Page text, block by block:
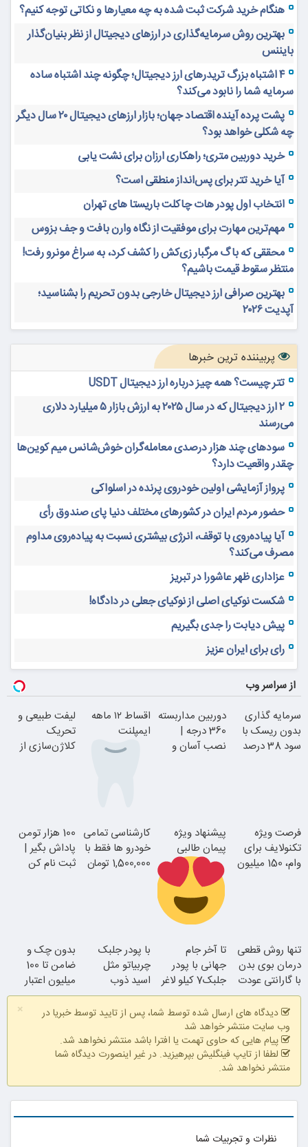
هنگام خرید شرکت ثبت شده به چه معیارها و نکاتی توجه کنیم؟
بهترین روش سرمایه‌گذاری در ارزهای دیجیتال از نظر بنیان‌گذار
بایننس
۴ اشتباه بزرگ تریدرهای ارز دیجیتال؛ چگونه چند اشتباه ساده
سرمایه شما را نابود می‌کند؟
پشت پرده آینده اقتصاد جهان؛ بازار ارزهای دیجیتال ۲۰ سال دیگر
چه شکلی خواهد بود؟
خرید دوربین متری؛ راهکاری ارزان برای نشت یابی
آیا خرید تتر برای پس‌انداز منطقی است؟
انتخاب اول پودر هات چاکلت باریستا های تهران
مهم‌ترین مهارت برای موفقیت از نگاه وارن بافت و جف بزوس
محققی که باگ مرگبار زی‌کش را کشف کرد، به سراغ مونرو رفت!
منتظر سقوط قیمت باشیم؟
بهترین صرافی ارز دیجیتال خارجی بدون تحریم را بشناسید؛
آپدیت ۲۰۲۶
پربیننده ترین خبرها
تتر چیست؟ همه چیز درباره ارز دیجیتال USDT
۲ ارز دیجیتال که در سال ۲۰۲۵ به ارزش بازار ۵ میلیارد دلاری
می‌رسند
سودهای چند هزار درصدی معامله‌گران خوش‌شانس میم کوین‌ها
چقدر واقعیت دارد؟
پرواز آزمایشی اولین خودروی پرنده در اسلواکی
حضور مردم ایران در کشورهای مختلف دنیا پای صندوق رأی
آیا پیاده‌روی با توقف، انرژی بیشتری نسبت به پیاده‌روی مداوم
مصرف می‌کند؟
عزاداری ظهر عاشورا در تبریز
شکست نوکیای اصلی از نوکیای جعلی در دادگاه!
پیش دیابت را جدی بگیریم
رای برای ایران عزیز
از سراسر وب
سرمایه گذاری
بدون ریسک با
سود 38 درصد
دوربین مداربسته
360 درجه |
نصب آسان و
اقساط ۱۲ ماهه
ایمپلنت
ضامن؛ همین
امروز اقدام کن
لیفت طبیعی و
تحریک
کلاژن‌سازی از
جوان شو
فرصت ویژه
تکنولایف برای
وام، 150 میلیون
پیشنهاد ویژه
پیمان طالبی
با تخفیف ویژه
کارشناسی تمامی
خودرو ها فقط با
1,500,000 تومان
100 هزار تومن
پاداش بگیر |
ثبت نام کن
تنها روش قطعی
درمان بوی بدن
با گارانتی عودت
وجه
همین الان ببین
تا آخر جام
جهانی با پودر
جلبک7 کیلو لاغر
شو
با پودر جلبک
چربیاتو مثل
اسید ذوب
کن(تخفیف تا
امشب)
بدون چک و
ضامن تا 100
میلیون اعتبار
خرید طلا بگیر!
×
دیدگاه های ارسال شده توسط شما، پس از تایید توسط خبریا در
وب سایت منتشر خواهد شد
پیام هایی که حاوی تهمت یا افترا باشد منتشر نخواهد شد.
لطفا از تایپ فینگلیش بپرهیزید. در غیر اینصورت دیدگاه شما
منتشر نخواهد شد.
نظرات و تجربیات شما